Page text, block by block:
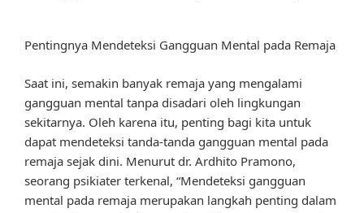
Pentingnya Mendeteksi Gangguan Mental pada Remaja
Saat ini, semakin banyak remaja yang mengalami
gangguan mental tanpa disadari oleh lingkungan
sekitarnya. Oleh karena itu, penting bagi kita untuk
dapat mendeteksi tanda-tanda gangguan mental pada
remaja sejak dini. Menurut dr. Ardhito Pramono,
seorang psikiater terkenal, “Mendeteksi gangguan
mental pada remaja merupakan langkah penting dalam